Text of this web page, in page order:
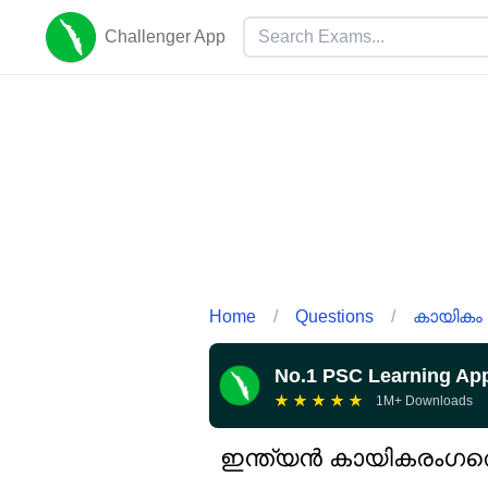
Challenger App
Home / Questions / കായികം
No.1 PSC Learning
★ ★ ★ ★ ★ 1M+ Downloads
ഇന്ത്യൻ